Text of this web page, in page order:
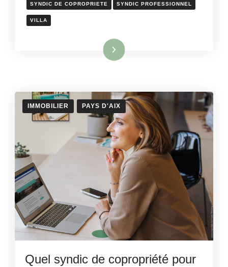
SYNDIC DE COPROPRIETE SYNDIC PROFESSIONNEL
VILLA
Lire la suite
IMMOBILIER PAYS D'AIX
Quel syndic de copropriété pour